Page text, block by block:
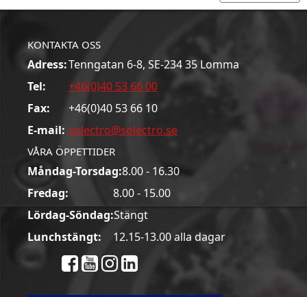
KONTAKTA OSS
Adress:Tenngatan 6-8, SE-234 35 Lomma
Tel:
+46(0)40 53 66 00
Fax:
+46(0)40 53 66 10
E-mail: solectro@solectro.se
VÅRA ÖPPETTIDER
Måndag-Torsdag:8.00 - 16.30
Fredag:
8.00 - 15.00
Lördag-Söndag:Stängt
Lunchstängt:
12.15-13.00 alla dagar